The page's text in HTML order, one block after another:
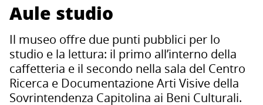
Aule studio
Il museo offre due punti pubblici per lo
studio e la lettura: il primo all’interno della
caffetteria e il secondo nella sala del Centro
Ricerca e Documentazione Arti Visive della
Sovrintendenza Capitolina ai Beni Culturali.